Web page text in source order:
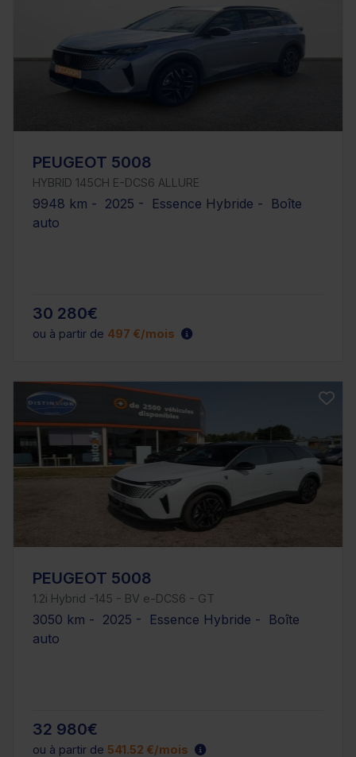
PEUGEOT 5008
HYBRID 145CH E-DCS6 ALLURE
9948 km - 2025 - Essence Hybride - Boîte
auto
30 280€
ou à partir de 497 €/mois
PEUGEOT 5008
1.2i Hybrid -145 - BV e-DCS6 - GT
3050 km - 2025 - Essence Hybride - Boîte
auto
32 980€
ou à partir de 541.52 €/mois